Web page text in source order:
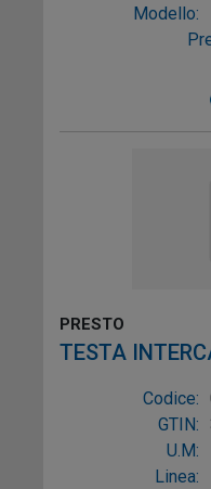
Modello:
PRESTO
TESTA
Codice:
GTIN:
U.M:
Linea: